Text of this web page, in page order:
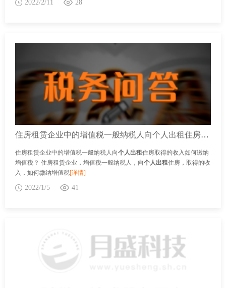
2022/2/11 28
住房租赁企业中的增值税一般纳税人向个人出租住房取得的收入如何缴纳增值税？
住房租赁企业中的增值税一般纳税人向个人出租住房取得的收入如何缴纳
增值税？ 住房租赁企业，增值税一般纳税人，向个人出租住房，取得的收
入，如何缴纳增值税[详情]
2022/1/5 41